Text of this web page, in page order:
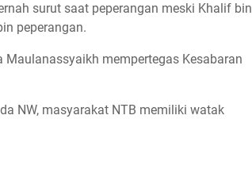
surut saat peperangan meski Khalif bin
peperangan.
mempertegas Kesabaran
NW, masyarakat NTB memiliki watak